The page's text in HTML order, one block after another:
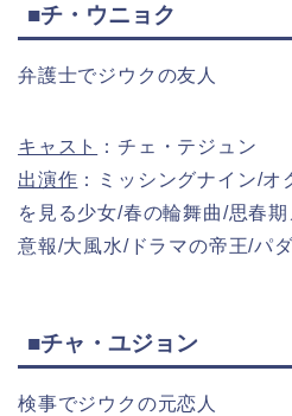
■チ・ウニョク
弁護士でジウクの友人
キャスト
：チェ・テジュン
出演作 ：ミッシングナイン/
を見る少女/春の輪舞曲/思春
意報/大風水/ドラマの帝王/パ
■チャ・ユジョン
検事でジウクの元恋人